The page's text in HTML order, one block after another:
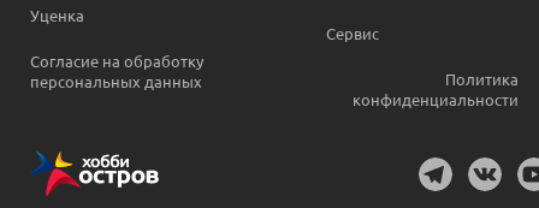
Уценка
Согласие на обработку
персональных данных
Сервис
Политика
конфиденциальности